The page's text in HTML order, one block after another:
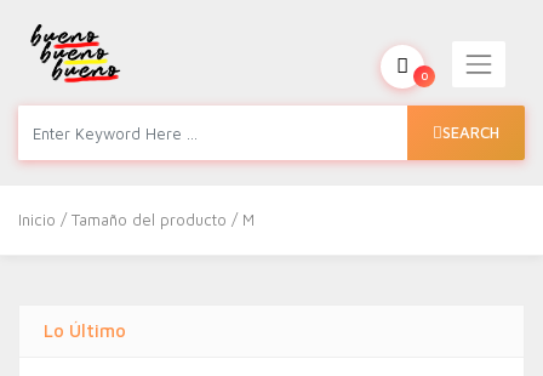
SEARCH
0
Inicio / Tamaño del producto / M
Lo Último